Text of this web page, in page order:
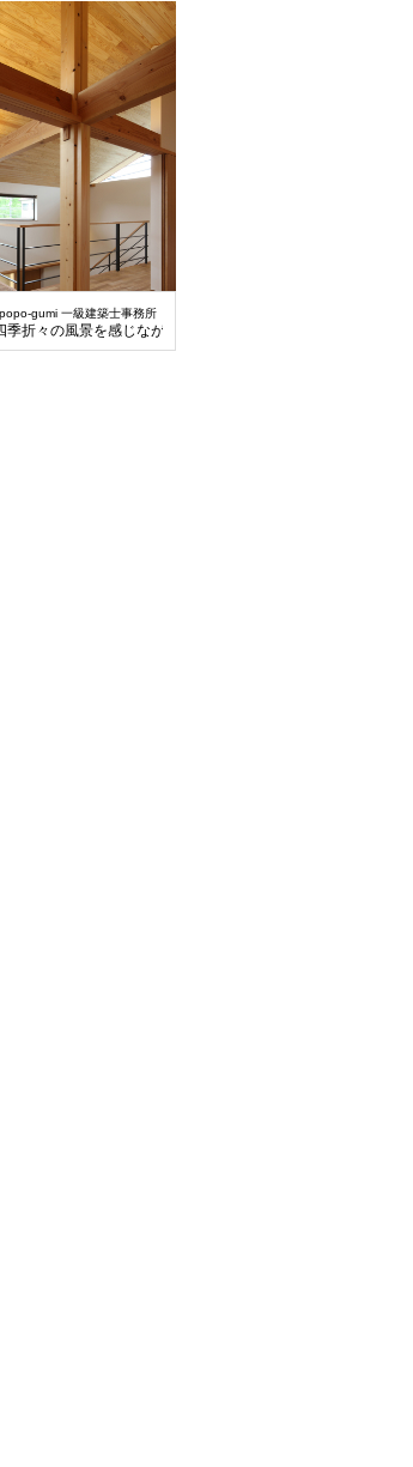
gumi 一級建築士事務所
季折々の風景を感じながら暮らす-